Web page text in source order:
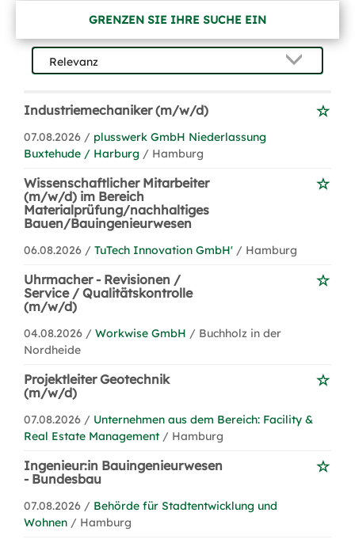
GRENZEN SIE IHRE SUCHE EIN
Industriemechaniker (m/w/d)
07.08.2026 / plusswerk GmbH Niederlassung
Buxtehude / Harburg / Hamburg
Wissenschaftlicher Mitarbeiter
(m/w/d) im Bereich
Materialprüfung/nachhaltiges
Bauen/Bauingenieurwesen
06.08.2026 / TuTech Innovation GmbH' / Hamburg
Uhrmacher - Revisionen /
Service / Qualitätskontrolle
(m/w/d)
04.08.2026 / Workwise GmbH / Buchholz in der
Nordheide
Projektleiter Geotechnik
(m/w/d)
07.08.2026 / Unternehmen aus dem Bereich: Facility &
Real Estate Management / Hamburg
Ingenieur:in Bauingenieurwesen
- Bundesbau
07.08.2026 / Behörde für Stadtentwicklung und
Wohnen / Hamburg